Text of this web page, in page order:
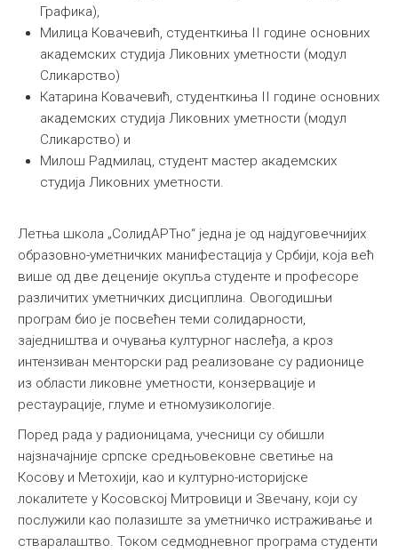
Графика),
Милица Ковачевић, студенткиња II године основних
академских студија Ликовних уметности (модул
Сликарство)
Катарина Ковачевић, студенткиња II године основних
академских студија Ликовних уметности (модул
Сликарство) и
Милош Радмилац, студент мастер академских
студија Ликовних уметности.
Летња школа „СолидАРТно“ једна је од најдуговечнијих
образовно-уметничких манифестација у Србији, која већ
више од две деценије окупља студенте и професоре
различитих уметничких дисциплина. Овогодишњи
програм био је посвећен теми солидарности,
заједништва и очувања културног наслеђа, а кроз
интензиван менторски рад реализоване су радионице
из области ликовне уметности, конзервације и
рестаурације, глуме и етномузикологије.
Поред рада у радионицама, учесници су обишли
најзначајније српске средњовековне светиње на
Косову и Метохији, као и културно-историјске
локалитете у Косовској Митровици и Звечану, који су
послужили као полазиште за уметничко истраживање и
стваралаштво. Током седмодневног програма студенти